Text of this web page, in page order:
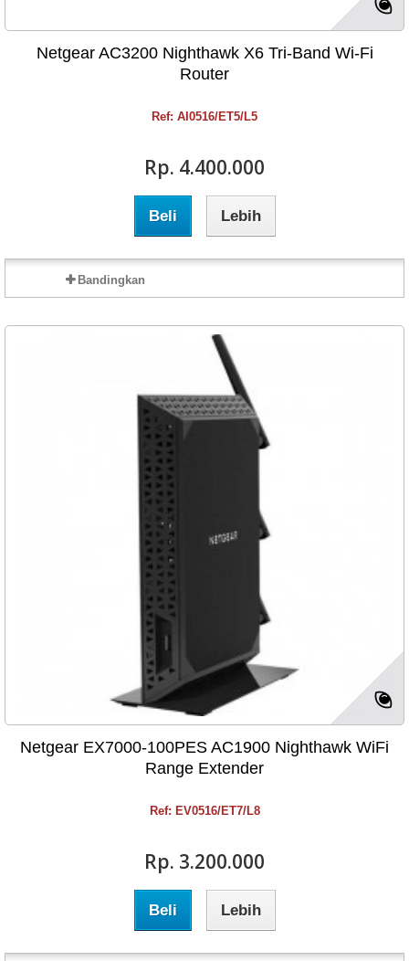
Netgear AC3200 Nighthawk X6 Tri-Band Wi-Fi
Router
Ref: AI0516/ET5/L5
Rp‎. 4.400.000
Beli Lebih
Bandingkan
Netgear EX7000-100PES AC1900 Nighthawk WiFi
Range Extender
Ref: EV0516/ET7/L8
Rp‎. 3.200.000
Beli Lebih